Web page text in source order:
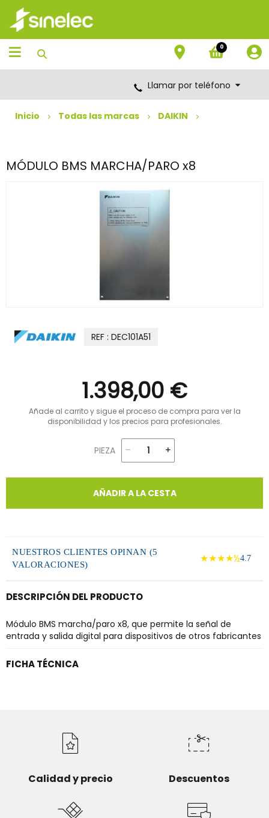
Saltar
contenido
Saltar
menú
de
navegación
0
Llamar por teléfono
Inicio Todas las marcas DAIKIN
MÓDULO BMS MARCHA/PARO x8
REF : DEC101A51
1.398,00 €
Añade al carrito y sigue el proceso de compra para ver la
disponibilidad y los precios para profesionales.
PIEZA
AÑADIR A LA CESTA
NUESTROS CLIENTES OPINAN (5
VALORACIONES)
★★★★½4.7
DESCRIPCIÓN DEL PRODUCTO
Módulo BMS marcha/paro x8, que permite la señal de
entrada y salida digital para dispositivos de otros fabricantes
FICHA TÉCNICA
Calidad y precio Descuentos